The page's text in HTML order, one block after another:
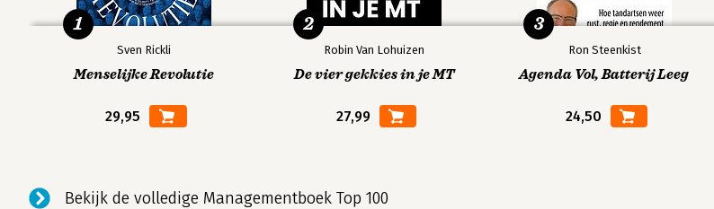
Sven Rickli
Menselijke Revolutie
29,95
1
Robin Van Lohuizen
De vier gekkies in je MT
27,99
2
Ron Steenkist
Agenda Vol, Batterij Leeg
24,50
3
Bekijk de volledige Managementboek Top 100